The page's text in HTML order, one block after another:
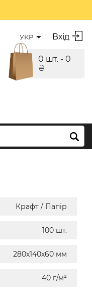
УКР Вхід
0 шт. - 0
₴
Крафт / Папір
100 шт.
280х140х60 мм
40 г/м²